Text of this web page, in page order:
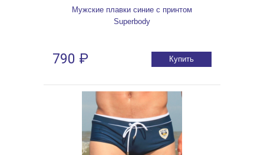
Мужские плавки синие с принтом
Superbody
790 ₽ Купить